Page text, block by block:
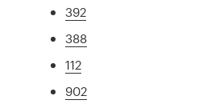
392
388
112
902